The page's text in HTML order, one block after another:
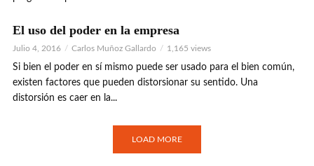
El uso del poder en la empresa
Julio 4, 2016 Carlos Muñoz Gallardo 1,165 views
Si bien el poder en sí mismo puede ser usado para el bien común,
existen factores que pueden distorsionar su sentido. Una
distorsión es caer en la...
LOAD MORE